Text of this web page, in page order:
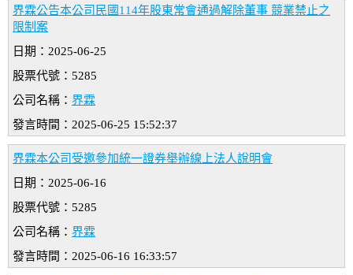
界霖公告本公司民國114年股東常會通過解除董事 競業禁止之
限制案
日期：2025-06-25
股票代號：5285
公司名稱： 界霖
發言時間：2025-06-25 15:52:37
界霖本公司受邀參加統一證券舉辦線上法人說明會
日期：2025-06-16
股票代號：5285
公司名稱： 界霖
發言時間：2025-06-16 16:33:57